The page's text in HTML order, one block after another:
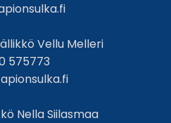
Vellu Melleri
575773
Nella Siilasmaa